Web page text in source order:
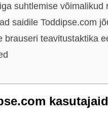
suhtlemise võimalikud
saidile Toddipse.com
brauseri teavitustaktika